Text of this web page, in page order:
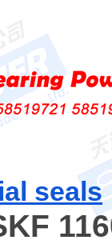
seals